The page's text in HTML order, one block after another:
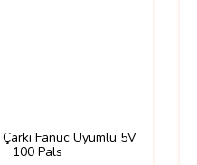
Fanuc Uyumlu 5V
100 Pals